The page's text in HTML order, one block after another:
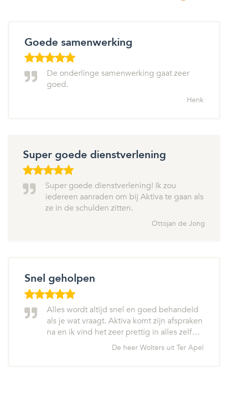
Goede samenwerking
De onderlinge samenwerking gaat zeer
goed.
Henk
Super goede dienstverlening
Super goede dienstverlening! Ik zou
iedereen aanraden om bij Aktiva te gaan als
ze in de schulden zitten.
Ottojan de Jong
Snel geholpen
Alles wordt altijd snel en goed behandeld
als je wat vraagt. Aktiva komt zijn afspraken
na en ik vind het zeer prettig in alles zelf…
De heer Wolters uit Ter Apel